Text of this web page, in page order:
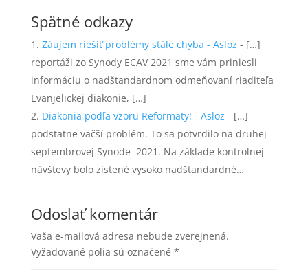
Spätné odkazy
Záujem riešiť problémy stále chýba - Asloz - […]
reportáži zo Synody ECAV 2021 sme vám priniesli
informáciu o nadštandardnom odmeňovaní riaditeľa
Evanjelickej diakonie, […]
Diakonia podľa vzoru Reformaty! - Asloz - […]
podstatne väčší problém. To sa potvrdilo na druhej
septembrovej Synode 2021. Na základe kontrolnej
návštevy bolo zistené vysoko nadštandardné…
Odoslať komentár
Vaša e-mailová adresa nebude zverejnená.
Vyžadované polia sú označené *